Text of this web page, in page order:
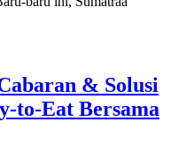
& Solusi
to-Eat Bersama